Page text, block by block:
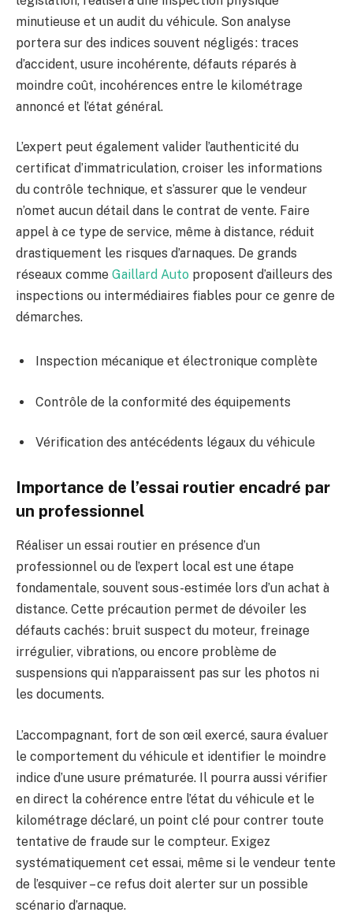
minutieuse et un audit du véhicule. Son analyse
portera sur des indices souvent négligés : traces
d’accident, usure incohérente, défauts réparés à
moindre coût, incohérences entre le kilométrage
annoncé et l’état général.
L’expert peut également valider l’authenticité du
certificat d’immatriculation, croiser les informations
du contrôle technique, et s’assurer que le vendeur
n’omet aucun détail dans le contrat de vente. Faire
appel à ce type de service, même à distance, réduit
drastiquement les risques d’arnaques. De grands
réseaux comme Gaillard Auto proposent d’ailleurs des
inspections ou intermédiaires fiables pour ce genre de
démarches.
Inspection mécanique et électronique complète
Contrôle de la conformité des équipements
Vérification des antécédents légaux du véhicule
Importance de l’essai routier encadré par
un professionnel
Réaliser un essai routier en présence d’un
professionnel ou de l’expert local est une étape
fondamentale, souvent sous-estimée lors d’un achat à
distance. Cette précaution permet de dévoiler les
défauts cachés : bruit suspect du moteur, freinage
irrégulier, vibrations, ou encore problème de
suspensions qui n’apparaissent pas sur les photos ni
les documents.
L’accompagnant, fort de son œil exercé, saura évaluer
le comportement du véhicule et identifier le moindre
indice d’une usure prématurée. Il pourra aussi vérifier
en direct la cohérence entre l’état du véhicule et le
kilométrage déclaré, un point clé pour contrer toute
tentative de fraude sur le compteur. Exigez
systématiquement cet essai, même si le vendeur tente
de l’esquiver – ce refus doit alerter sur un possible
scénario d’arnaque.